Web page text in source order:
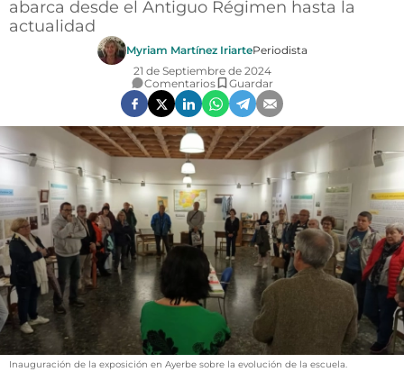
AGROALIMENTACIÓN
SOCIEDAD
OPINIÓN
GALERÍAS
VÍDEOS
CONTACTAR
FIESTAS EN EL ALTO ARAGÓN
FIESTAS DE SAN LORENZO
AGENDA
abarca desde el Antiguo Régimen hasta la
actualidad
Myriam Martínez IriartePeriodista
21 de Septiembre de 2024
Comentarios
Guardar
Inauguración de la exposición en Ayerbe sobre la evolución de la escuela.